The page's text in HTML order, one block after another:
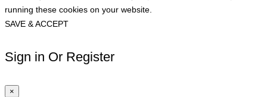
running these cookies on your website.
SAVE & ACCEPT
Sign in Or Register
×